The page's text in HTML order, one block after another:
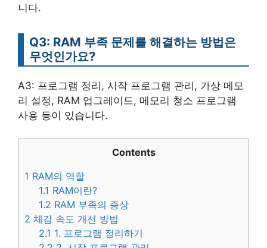
니다.
Q3: RAM 부족 문제를 해결하는 방법은
무엇인가요?
A3: 프로그램 정리, 시작 프로그램 관리, 가상 메모
리 설정, RAM 업그레이드, 메모리 청소 프로그램
사용 등이 있습니다.
Contents
1 RAM의 역할
1.1 RAM이란?
1.2 RAM 부족의 증상
2 체감 속도 개선 방법
2.1 1. 프로그램 정리하기